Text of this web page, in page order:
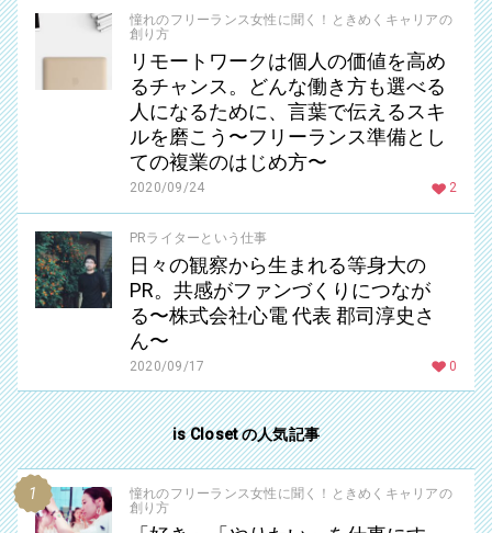
憧れのフリーランス女性に聞く！ときめくキャリアの
創り方
リモートワークは個人の価値を高め
るチャンス。どんな働き方も選べる
人になるために、言葉で伝えるスキ
ルを磨こう〜フリーランス準備とし
ての複業のはじめ方〜
2020/09/24 2
PRライターという仕事
日々の観察から生まれる等身大の
PR。共感がファンづくりにつなが
る〜株式会社心電 代表 郡司淳史さ
ん〜
2020/09/17 0
is Closet の人気記事
憧れのフリーランス女性に聞く！ときめくキャリアの
創り方